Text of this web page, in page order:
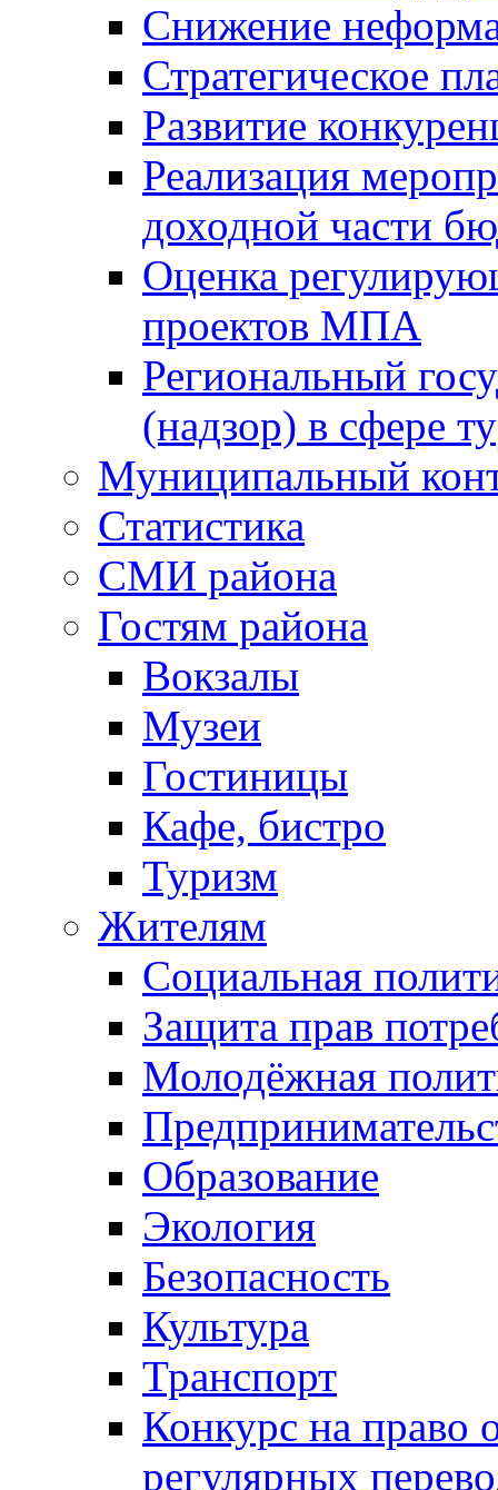
Снижение
Стратегическое
Развитие
Реализация
доходной части
Оценка
проектов МПА
Региональный
(надзор) в сфере
Муниципальный
Статистика
СМИ района
Гостям района
Вокзалы
Музеи
Гостиницы
Кафе, бистро
Туризм
Жителям
Социальная
Защита прав
Молодёжная
Образование
Экология
Безопасность
Культура
Транспорт
Конкурс на право
регулярных